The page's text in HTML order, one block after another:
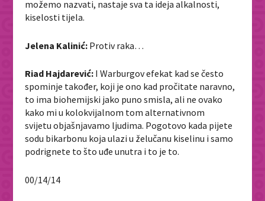
možemo nazvati, nastaje sva ta ideja alkalnosti,
kiselosti tijela.
Jelena Kalinić: Protiv raka…
Riad Hajdarević: I Warburgov efekat kad se često
spominje također, koji je ono kad pročitate naravno,
to ima biohemijski jako puno smisla, ali ne ovako
kako mi u kolokvijalnom tom alternativnom
svijetu objašnjavamo ljudima. Pogotovo kada pijete
sodu bikarbonu koja ulazi u želučanu kiselinu i samo
podrignete to što uđe unutra i to je to.
00/14/14